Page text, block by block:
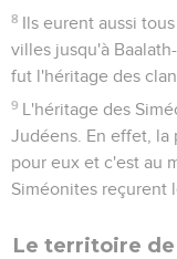
8 Ils eurent aussi
villes jusqu'à
fut l'héritage des
9 L'héritage des
Judéens. En effet, la
pour eux et c'est au
Siméonites reçurent
Le territoire de